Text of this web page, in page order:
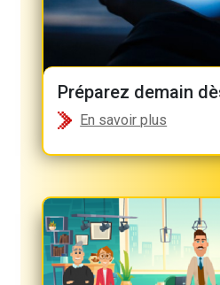
Préparez demain
En savoir plus